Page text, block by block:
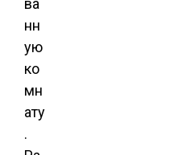
ва
нн
ую
ко
мн
ату
.